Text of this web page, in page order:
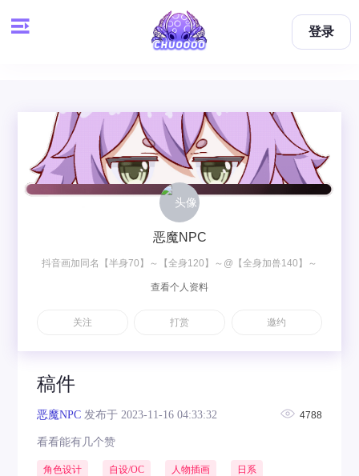
登录
稿件
恶魔NPC 发布于 2023-11-16 04:33:32 4788
看看能有几个赞
角色设计 自设/OC 人物插画 日系
恶魔NPC
抖音画加同名【半身70】～【全身120】～@【全身加兽140】～
【双人梦图200】～【双人OC230】
查看个人资料
关注 打赏 邀约